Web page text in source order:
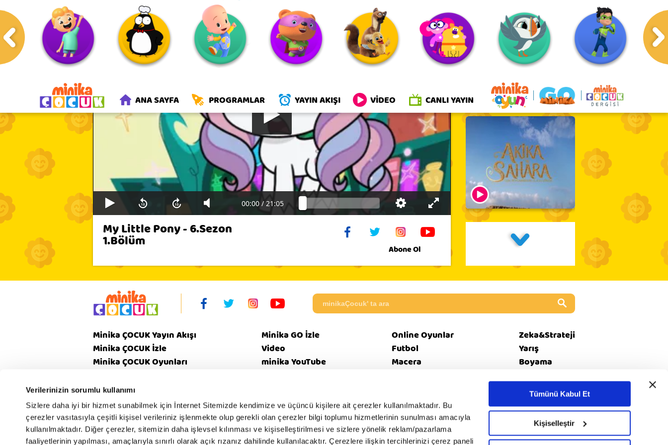
Verilerinizin sorumlu kullanımı
Sizlere daha iyi bir hizmet sunabilmek için İnternet Sitemizde kendimize ve üçüncü kişilere ait çerezler kullanılmaktadır. Bu
çerezler vasıtasıyla çeşitli kişisel verileriniz işlenmekte olup gerekli olan çerezler bilgi toplumu hizmetlerinin sunulması amacıyla
kullanılmaktadır. Diğer çerezler, sitemizin daha işlevsel kılınması ve kişiselleştirilmesi ve sizlere yönelik reklam/pazarlama
faaliyetlerinin yapılması, amaçlarıyla sınırlı olarak açık rızanız dahilinde kullanılacaktır. Çerezlere ilişkin tercihlerinizi çerez paneli
Tümünü Kabul Et
Kişiselleştir
ANA SAYFA PROGRAMLAR YAYIN AKIŞI VİDEO CANLI YAYIN
Programlar
00:00 / 21:05
My Little Pony - 6.Sezon
1.Bölüm Abone Ol
Minika ÇOCUK Yayın Akışı
Minika ÇOCUK İzle
Minika ÇOCUK Oyunları
Minika ÇOCUK Dergi
Minika GO İzle
Video
minika YouTube
Online Oyunlar
Futbol
Macera
Zeka&Strateji
Yarış
Boyama
Hakkımızda
Gizlilik
Politikamız
Veri
Politikası
Bize
Ulaşın
Künye EBülten SSS
Güvenli
İnternet
© 2020 minika. Tüm